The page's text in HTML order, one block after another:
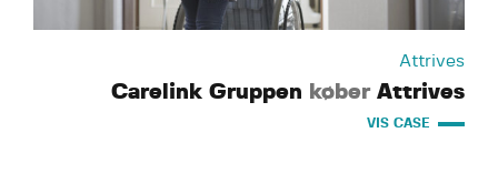
Attrives
Carelink Gruppen køberAttrives
VIS CASE